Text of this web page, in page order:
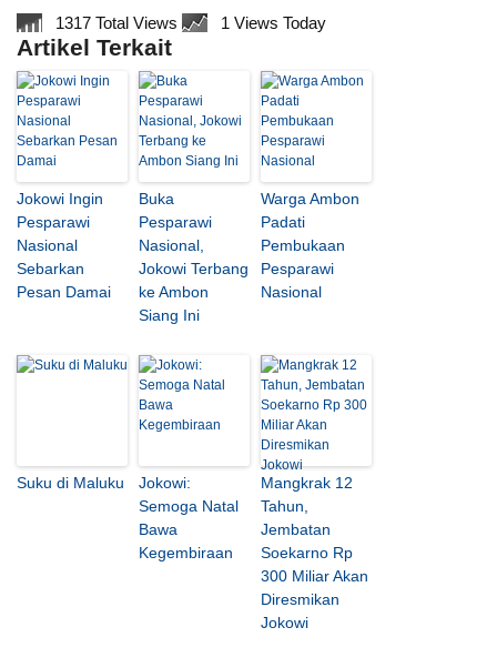
1317 Total Views 1 Views Today
Artikel Terkait
Jokowi Ingin
Pesparawi
Nasional
Sebarkan
Pesan Damai
Buka
Pesparawi
Nasional,
Jokowi Terbang
ke Ambon
Siang Ini
Warga Ambon
Padati
Pembukaan
Pesparawi
Nasional
Suku di Maluku
Jokowi:
Semoga Natal
Bawa
Kegembiraan
Mangkrak 12
Tahun,
Jembatan
Soekarno Rp
300 Miliar Akan
Diresmikan
Jokowi